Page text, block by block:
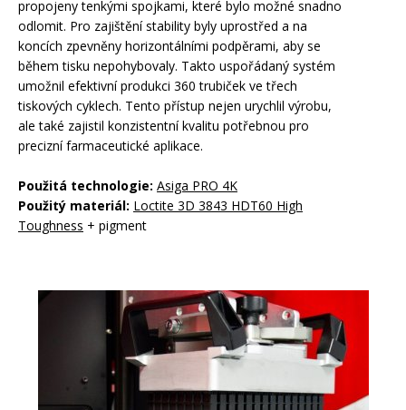
propojeny tenkými spojkami, které bylo možné snadno
odlomit. Pro zajištění stability byly uprostřed a na
koncích zpevněny horizontálními podpěrami, aby se
během tisku nepohybovaly. Takto uspořádaný systém
umožnil efektivní produkci 360 trubiček ve třech
tiskových cyklech. Tento přístup nejen urychlil výrobu,
ale také zajistil konzistentní kvalitu potřebnou pro
precizní farmaceutické aplikace.
Použitá technologie: Asiga PRO 4K
Použitý materiál: Loctite 3D 3843 HDT60 High
Toughness + pigment